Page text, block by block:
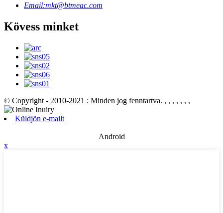
Email:mkt@btmeac.com
Kövess minket
© Copyright - 2010-2021 : Minden jog fenntartva. , , , , , , ,
Küldjön e-mailt
Android
x